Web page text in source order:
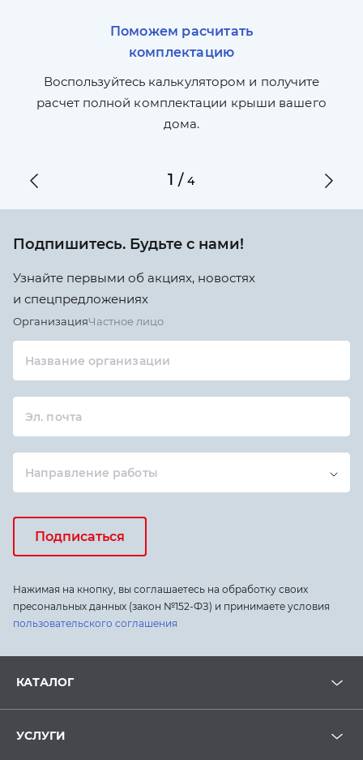
Поможем расчитать
комплектацию
Воспользуйтесь калькулятором и получите
расчет полной комплектации крыши вашего
дома.
1 /4
Подпишитесь. Будьте с нами!
Узнайте первыми об акциях, новостях
и спецпредложениях
ОрганизацияЧастное лицо
Название организации
Эл. почта
Направление работы
Подписаться
Нажимая на кнопку, вы соглашаетесь на обработку своих
пресональных данных (закон №152-ФЗ) и принимаете условия
пользовательского соглашения
КАТАЛОГ
УСЛУГИ